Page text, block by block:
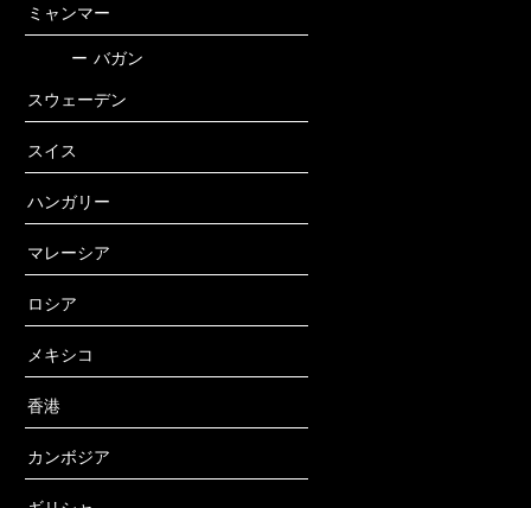
ミャンマー
ー バガン
スウェーデン
スイス
ハンガリー
マレーシア
ロシア
メキシコ
香港
カンボジア